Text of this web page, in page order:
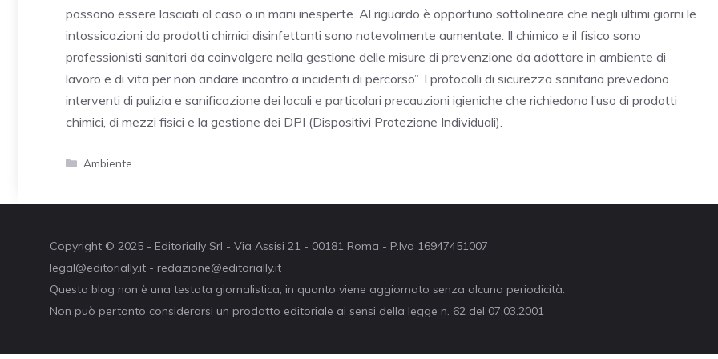
possono essere lasciati al caso o in mani inesperte. Al riguardo è opportuno sottolineare che negli ultimi giorni le
intossicazioni da prodotti chimici disinfettanti sono notevolmente aumentate. Il chimico e il fisico sono
professionisti sanitari da coinvolgere nella gestione delle misure di prevenzione da adottare in ambiente di
lavoro e di vita per non andare incontro a incidenti di percorso”. I protocolli di sicurezza sanitaria prevedono
interventi di pulizia e sanificazione dei locali e particolari precauzioni igieniche che richiedono l’uso di prodotti
chimici, di mezzi fisici e la gestione dei DPI (Dispositivi Protezione Individuali).
Categorie
Ambiente
Copyright © 2025 - Editorially Srl - Via Assisi 21 - 00181 Roma - P.Iva 16947451007
legal@editorially.it - redazione@editorially.it
Questo blog non è una testata giornalistica, in quanto viene aggiornato senza alcuna periodicità.
Non può pertanto considerarsi un prodotto editoriale ai sensi della legge n. 62 del 07.03.2001